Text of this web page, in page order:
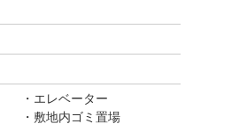
エレベーター
敷地内ゴミ置場